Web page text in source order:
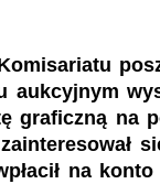
aukcyjnym
graficzną na
na konto